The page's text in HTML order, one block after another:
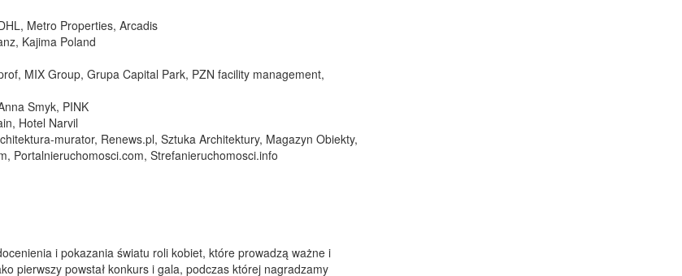
Metro Properties, Arcadis
Kajima Poland
MIX Group, Grupa Capital Park, PZN facility management,
Smyk, PINK
Hotel Narvil
murator, Renews.pl, Sztuka Architektury, Magazyn Obiekty,
Portalnieruchomosci.com, Strefanieruchomosci.info
i pokazania światu roli kobiet, które prowadzą ważne i
pierwszy powstał konkurs i gala, podczas której nagradzamy